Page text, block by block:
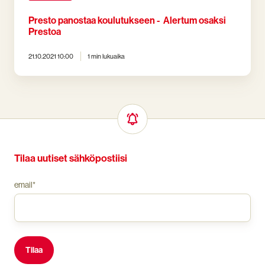
Presto panostaa koulutukseen - Alertum osaksi
Prestoa
21.10.2021 10:00 1 min lukuaika
Tilaa uutiset sähköpostiisi
email*